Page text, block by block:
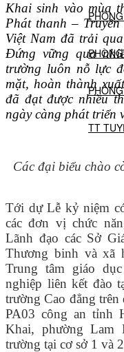
TT
NGHIÊN CỨU KHOA
VĂN BẢN
THƯ VIỆN
Khai sinh vào mùa
Phát thanh –
Việt Nam đã trải
Đứng vững qua
trường luôn nỗ lực
mặt, hoàn thành
đã đạt được nhiều
ngày càng phát triển
Các đại biểu chào
Tới dự Lễ kỷ niệm
các đơn vị chức
Lãnh đạo các Sở
Thương binh và xã
Trung tâm giáo
nghiệp liên kết đào
trường Cao đẳng
PA03 công an tỉnh
Khai, phường Lam
trường tại cơ sở 1 và